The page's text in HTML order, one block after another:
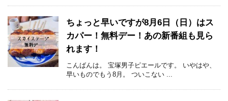
ちょっと早いですが8月6日（日）はス
カパー！無料デー！あの新番組も見ら
れます！
こんばんは。 宝塚男子ピエールです。 いやはや、
早いものでもう8月。 ついこない ...